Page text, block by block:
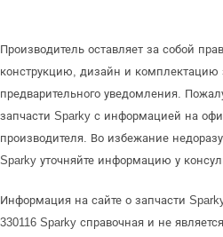
Производитель оставляет за собой
конструкцию, дизайн и комплектацию
предварительного уведомления.
запчасти Sparky с информацией на
производителя. Во избежание
Sparky уточняйте информацию у
Информация на сайте о запчасти
330116 Sparky справочная и не